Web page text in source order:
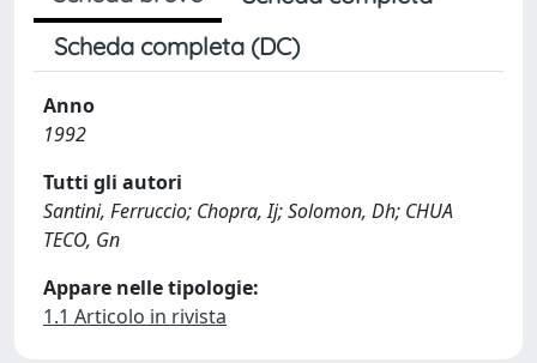
Scheda completa (DC)
Anno
1992
Tutti gli autori
Santini, Ferruccio; Chopra, Ij; Solomon, Dh; CHUA
TECO, Gn
Appare nelle tipologie:
1.1 Articolo in rivista